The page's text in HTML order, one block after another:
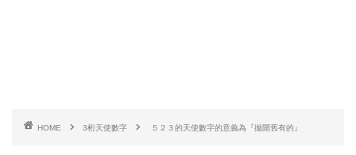
HOME 3桁天使數字 ５２３的天使數字的意義為『拋開舊有的』